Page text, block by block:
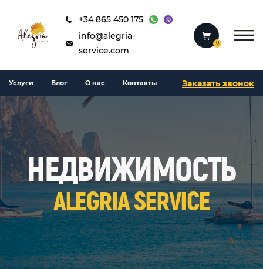
+34 865 450 175
info@alegria-
service.com
0
Услуги Блог О нас Контакты Заказать звонок
НЕДВИЖИМОСТЬ
ALEGRIA SERVICE